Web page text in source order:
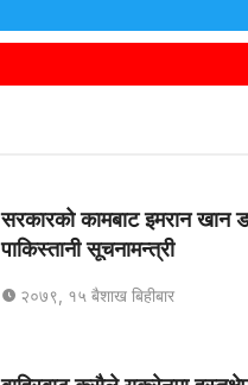
सरकारको कामबाट इमरान खान
पाकिस्तानी सूचनामन्त्री
२०७९, १५ बैशाख बिहीबार